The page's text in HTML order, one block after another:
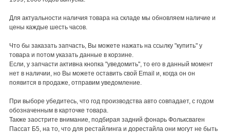
Для актуальности наличия товара на складе мы обновляем наличие и
цены каждые шесть часов.
Что бы заказать запчасть, Вы можете нажать на ссылку "купить" у
товара и потом указать данные в корзине.
Если, у запчасти активна кнопка "уведомить", то его в данный момент
нет в наличии, но Вы можете оставить свой Email и, когда он он
появится в продаже, отправим уведомление.
При выборе убедитесь, что год производства авто совпадает, с годом
обозначенным в карточке товара.
Также заострите внимание, подбирая задний фонарь Фольксваген
Пассат Б5, на то, что для рестайлинга и дорестайла они могут не быть